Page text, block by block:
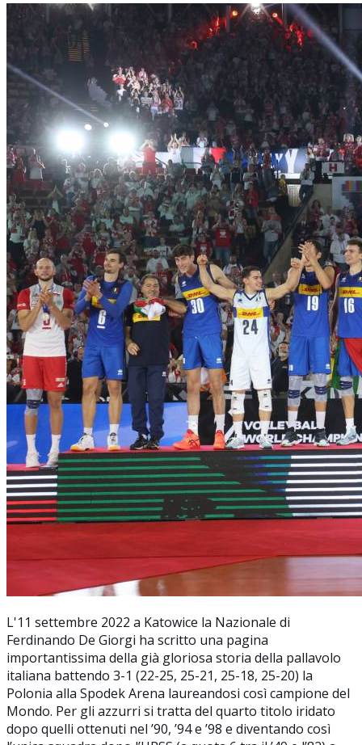
L'11 settembre 2022 a Katowice la Nazionale di
Ferdinando De Giorgi ha scritto una pagina
importantissima della già gloriosa storia della pallavolo
italiana battendo 3-1 (22-25, 25-21, 25-18, 25-20) la
Polonia alla Spodek Arena laureandosi così campione del
Mondo. Per gli azzurri si tratta del quarto titolo iridato
dopo quelli ottenuti nel ’90, ’94 e ’98 e diventando così